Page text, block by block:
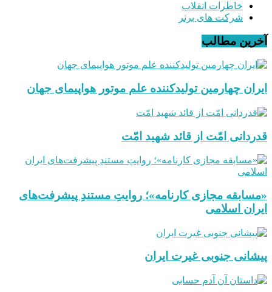
خاطرات انقلاب
شرکت های برتر
آخرین مطالب
ایران چهارمین تولیدکننده علم موتور هواپیمای جهان
قدردانی امّت از قائد شهید امّت
«مسابقه مجازی کارنامه»؛ روایتِ مستندِ پیشرفت‌های
ایران اسلامی
پیشانی جنوبی غیرت ایران